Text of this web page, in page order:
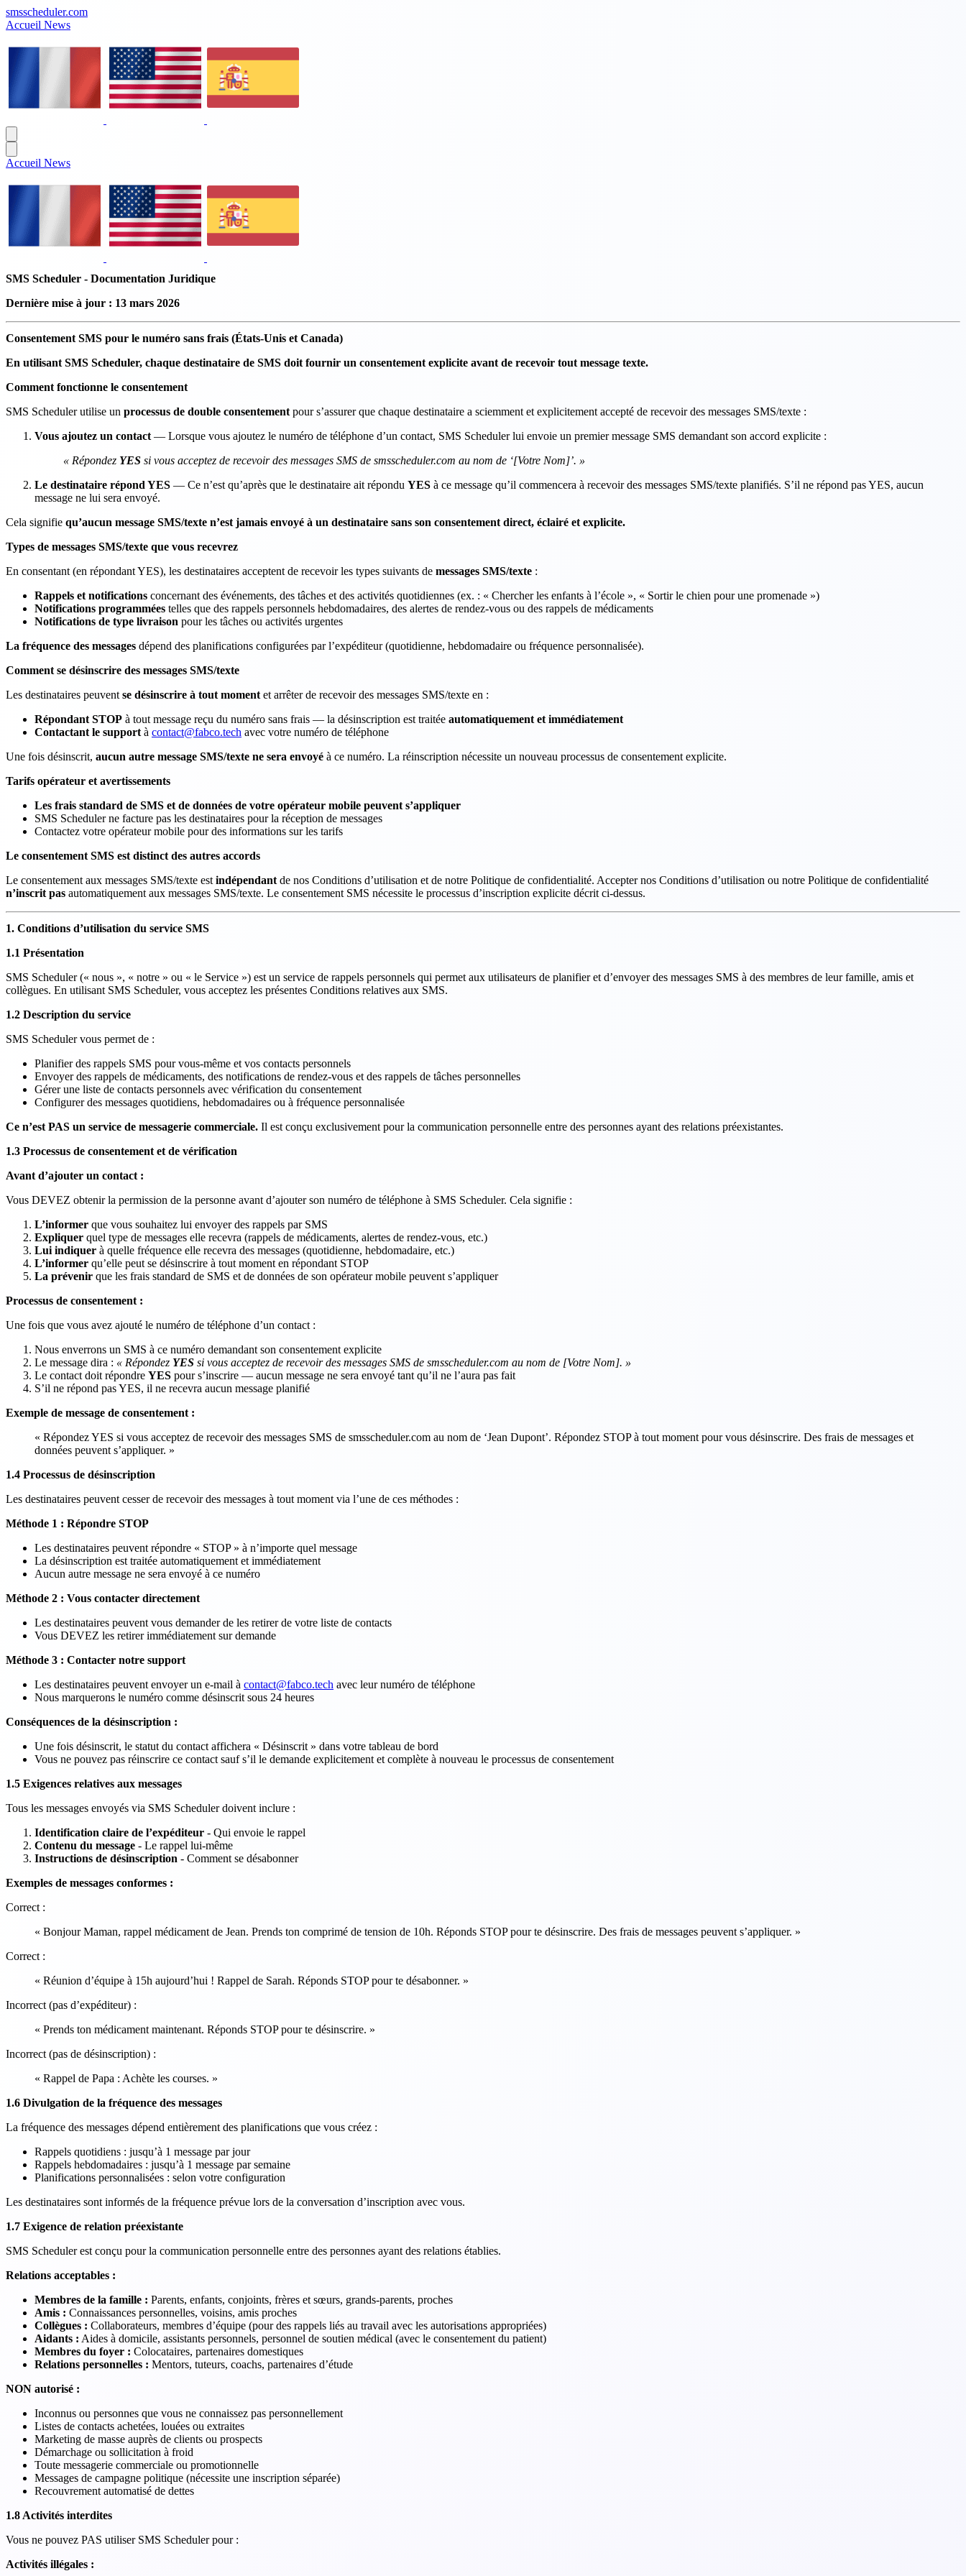
smsscheduler.com
Accueil News
Accueil News
SMS Scheduler - Documentation Juridique
Dernière mise à jour : 13 mars 2026
Consentement SMS pour le numéro sans frais (États-Unis et Canada)
En utilisant SMS Scheduler, chaque destinataire de SMS doit fournir un consentement explicite avant de recevoir tout message texte.
Comment fonctionne le consentement
SMS Scheduler utilise un processus de double consentement pour s’assurer que chaque destinataire a sciemment et explicitement accepté de recevoir des messages SMS/texte :
Vous ajoutez un contact — Lorsque vous ajoutez le numéro de téléphone d’un contact, SMS Scheduler lui envoie un premier message SMS demandant son accord explicite :
« Répondez YES si vous acceptez de recevoir des messages SMS de smsscheduler.com au nom de ‘[Votre Nom]’. »
Le destinataire répond YES — Ce n’est qu’après que le destinataire ait répondu YES à ce message qu’il commencera à recevoir des messages SMS/texte planifiés. S’il ne répond pas YES, aucun
message ne lui sera envoyé.
Cela signifie qu’aucun message SMS/texte n’est jamais envoyé à un destinataire sans son consentement direct, éclairé et explicite.
Types de messages SMS/texte que vous recevrez
En consentant (en répondant YES), les destinataires acceptent de recevoir les types suivants de messages SMS/texte :
Rappels et notifications concernant des événements, des tâches et des activités quotidiennes (ex. : « Chercher les enfants à l’école », « Sortir le chien pour une promenade »)
Notifications programmées telles que des rappels personnels hebdomadaires, des alertes de rendez-vous ou des rappels de médicaments
Notifications de type livraison pour les tâches ou activités urgentes
La fréquence des messages dépend des planifications configurées par l’expéditeur (quotidienne, hebdomadaire ou fréquence personnalisée).
Comment se désinscrire des messages SMS/texte
Les destinataires peuvent se désinscrire à tout moment et arrêter de recevoir des messages SMS/texte en :
Répondant STOP à tout message reçu du numéro sans frais — la désinscription est traitée automatiquement et immédiatement
Contactant le support à contact@fabco.tech avec votre numéro de téléphone
Une fois désinscrit, aucun autre message SMS/texte ne sera envoyé à ce numéro. La réinscription nécessite un nouveau processus de consentement explicite.
Tarifs opérateur et avertissements
Les frais standard de SMS et de données de votre opérateur mobile peuvent s’appliquer
SMS Scheduler ne facture pas les destinataires pour la réception de messages
Contactez votre opérateur mobile pour des informations sur les tarifs
Le consentement SMS est distinct des autres accords
Le consentement aux messages SMS/texte est indépendant de nos Conditions d’utilisation et de notre Politique de confidentialité. Accepter nos Conditions d’utilisation ou notre Politique de confidentialité
n’inscrit pas automatiquement aux messages SMS/texte. Le consentement SMS nécessite le processus d’inscription explicite décrit ci-dessus.
1. Conditions d’utilisation du service SMS
1.1 Présentation
SMS Scheduler (« nous », « notre » ou « le Service ») est un service de rappels personnels qui permet aux utilisateurs de planifier et d’envoyer des messages SMS à des membres de leur famille, amis et
collègues. En utilisant SMS Scheduler, vous acceptez les présentes Conditions relatives aux SMS.
1.2 Description du service
SMS Scheduler vous permet de :
Planifier des rappels SMS pour vous-même et vos contacts personnels
Envoyer des rappels de médicaments, des notifications de rendez-vous et des rappels de tâches personnelles
Gérer une liste de contacts personnels avec vérification du consentement
Configurer des messages quotidiens, hebdomadaires ou à fréquence personnalisée
Ce n’est PAS un service de messagerie commerciale. Il est conçu exclusivement pour la communication personnelle entre des personnes ayant des relations préexistantes.
1.3 Processus de consentement et de vérification
Avant d’ajouter un contact :
Vous DEVEZ obtenir la permission de la personne avant d’ajouter son numéro de téléphone à SMS Scheduler. Cela signifie :
L’informer que vous souhaitez lui envoyer des rappels par SMS
Expliquer quel type de messages elle recevra (rappels de médicaments, alertes de rendez-vous, etc.)
Lui indiquer à quelle fréquence elle recevra des messages (quotidienne, hebdomadaire, etc.)
L’informer qu’elle peut se désinscrire à tout moment en répondant STOP
La prévenir que les frais standard de SMS et de données de son opérateur mobile peuvent s’appliquer
Processus de consentement :
Une fois que vous avez ajouté le numéro de téléphone d’un contact :
Nous enverrons un SMS à ce numéro demandant son consentement explicite
Le message dira : « Répondez YES si vous acceptez de recevoir des messages SMS de smsscheduler.com au nom de [Votre Nom]. »
Le contact doit répondre YES pour s’inscrire — aucun message ne sera envoyé tant qu’il ne l’aura pas fait
S’il ne répond pas YES, il ne recevra aucun message planifié
Exemple de message de consentement :
« Répondez YES si vous acceptez de recevoir des messages SMS de smsscheduler.com au nom de ‘Jean Dupont’. Répondez STOP à tout moment pour vous désinscrire. Des frais de messages et
données peuvent s’appliquer. »
1.4 Processus de désinscription
Les destinataires peuvent cesser de recevoir des messages à tout moment via l’une de ces méthodes :
Méthode 1 : Répondre STOP
Les destinataires peuvent répondre « STOP » à n’importe quel message
La désinscription est traitée automatiquement et immédiatement
Aucun autre message ne sera envoyé à ce numéro
Méthode 2 : Vous contacter directement
Les destinataires peuvent vous demander de les retirer de votre liste de contacts
Vous DEVEZ les retirer immédiatement sur demande
Méthode 3 : Contacter notre support
Les destinataires peuvent envoyer un e-mail à contact@fabco.tech avec leur numéro de téléphone
Nous marquerons le numéro comme désinscrit sous 24 heures
Conséquences de la désinscription :
Une fois désinscrit, le statut du contact affichera « Désinscrit » dans votre tableau de bord
Vous ne pouvez pas réinscrire ce contact sauf s’il le demande explicitement et complète à nouveau le processus de consentement
1.5 Exigences relatives aux messages
Tous les messages envoyés via SMS Scheduler doivent inclure :
Identification claire de l’expéditeur - Qui envoie le rappel
Contenu du message - Le rappel lui-même
Instructions de désinscription - Comment se désabonner
Exemples de messages conformes :
Correct :
« Bonjour Maman, rappel médicament de Jean. Prends ton comprimé de tension de 10h. Réponds STOP pour te désinscrire. Des frais de messages peuvent s’appliquer. »
Correct :
« Réunion d’équipe à 15h aujourd’hui ! Rappel de Sarah. Réponds STOP pour te désabonner. »
Incorrect (pas d’expéditeur) :
« Prends ton médicament maintenant. Réponds STOP pour te désinscrire. »
Incorrect (pas de désinscription) :
« Rappel de Papa : Achète les courses. »
1.6 Divulgation de la fréquence des messages
La fréquence des messages dépend entièrement des planifications que vous créez :
Rappels quotidiens : jusqu’à 1 message par jour
Rappels hebdomadaires : jusqu’à 1 message par semaine
Planifications personnalisées : selon votre configuration
Les destinataires sont informés de la fréquence prévue lors de la conversation d’inscription avec vous.
1.7 Exigence de relation préexistante
SMS Scheduler est conçu pour la communication personnelle entre des personnes ayant des relations établies.
Relations acceptables :
Membres de la famille : Parents, enfants, conjoints, frères et sœurs, grands-parents, proches
Amis : Connaissances personnelles, voisins, amis proches
Collègues : Collaborateurs, membres d’équipe (pour des rappels liés au travail avec les autorisations appropriées)
Aidants : Aides à domicile, assistants personnels, personnel de soutien médical (avec le consentement du patient)
Membres du foyer : Colocataires, partenaires domestiques
Relations personnelles : Mentors, tuteurs, coachs, partenaires d’étude
NON autorisé :
Inconnus ou personnes que vous ne connaissez pas personnellement
Listes de contacts achetées, louées ou extraites
Marketing de masse auprès de clients ou prospects
Démarchage ou sollicitation à froid
Toute messagerie commerciale ou promotionnelle
Messages de campagne politique (nécessite une inscription séparée)
Recouvrement automatisé de dettes
1.8 Activités interdites
Vous ne pouvez PAS utiliser SMS Scheduler pour :
Activités illégales :